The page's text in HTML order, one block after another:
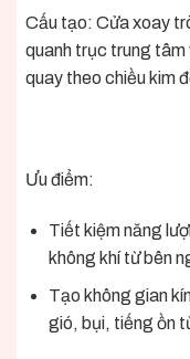
Cấu tạo: Cửa xoay
quanh trục trung tâm
quay theo chiều kim
Ưu điểm:
Tiết kiệm năng
không khí từ bên
Tạo không gian
gió, bụi, tiếng ồn